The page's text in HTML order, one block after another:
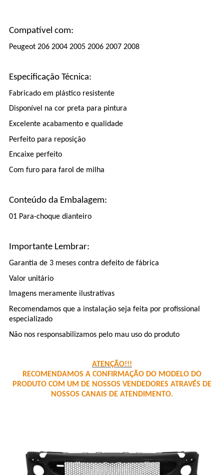
Compatível com:
Peugeot 206 2004 2005 2006 2007 2008
Especificação Técnica:
Fabricado em plástico resistente
Disponível na cor preta para pintura
Excelente acabamento e qualidade
Perfeito para reposição
Encaixe perfeito
Com furo para farol de milha
Conteúdo da Embalagem:
01 Para-choque dianteiro
Importante Lembrar:
Garantia de 3 meses contra defeito de fábrica
Valor unitário
Imagens meramente ilustrativas
Recomendamos que a instalação seja feita por profissional
especializado
Não nos responsabilizamos pelo mau uso do produto
ATENÇÃO!!!
RECOMENDAMOS A CONFIRMAÇÃO DO MODELO DO
PRODUTO COM UM DE NOSSOS VENDEDORES ATRAVÉS DE
NOSSOS CANAIS DE ATENDIMENTO.